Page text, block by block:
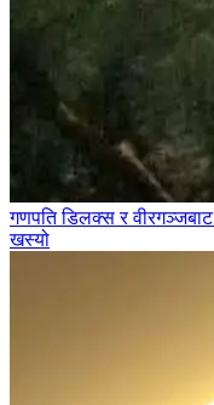
गणपति डिलक्स र
खस्यो